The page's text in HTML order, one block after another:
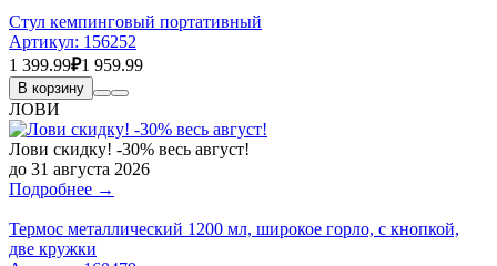
Стул кемпинговый портативный
Артикул: 156252
1 399.99₽1 959.99
В корзину
ЛОВИ
Лови скидку! -30% весь август!
до 31 августа 2026
Подробнее →
Термос металлический 1200 мл, широкое горло, с кнопкой,
две кружки